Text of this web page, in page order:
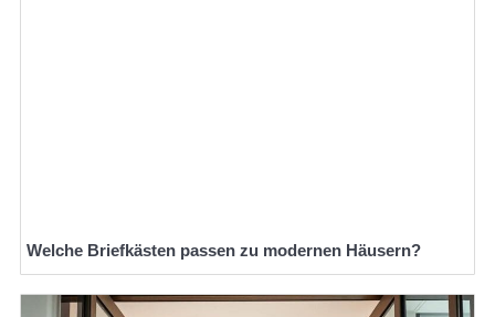
Welche Briefkästen passen zu modernen Häusern?